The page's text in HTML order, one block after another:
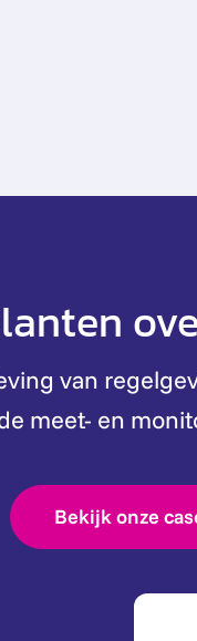
van
meet- en
Bekijk onze